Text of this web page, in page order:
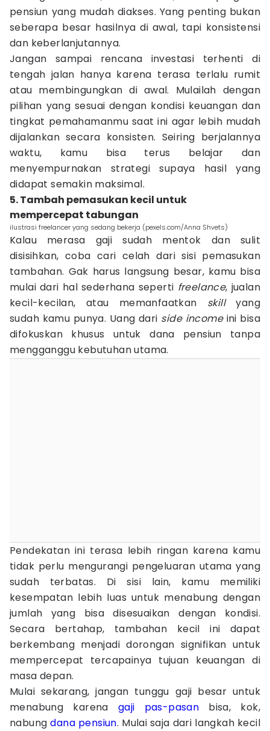
pensiun yang mudah diakses. Yang penting bukan
seberapa besar hasilnya di awal, tapi konsistensi
dan keberlanjutannya.
Jangan sampai rencana investasi terhenti di
tengah jalan hanya karena terasa terlalu rumit
atau membingungkan di awal. Mulailah dengan
pilihan yang sesuai dengan kondisi keuangan dan
tingkat pemahamanmu saat ini agar lebih mudah
dijalankan secara konsisten. Seiring berjalannya
waktu, kamu bisa terus belajar dan
menyempurnakan strategi supaya hasil yang
didapat semakin maksimal.
5. Tambah pemasukan kecil untuk
mempercepat tabungan
ilustrasi freelancer yang sedang bekerja (pexels.com/Anna Shvets)
Kalau merasa gaji sudah mentok dan sulit
disisihkan, coba cari celah dari sisi pemasukan
tambahan. Gak harus langsung besar, kamu bisa
mulai dari hal sederhana seperti freelance, jualan
kecil-kecilan, atau memanfaatkan skillyang
sudah kamu punya. Uang dari side income ini bisa
difokuskan khusus untuk dana pensiun tanpa
mengganggu kebutuhan utama.
Pendekatan ini terasa lebih ringan karena kamu
tidak perlu mengurangi pengeluaran utama yang
sudah terbatas. Di sisi lain, kamu memiliki
kesempatan lebih luas untuk menabung dengan
jumlah yang bisa disesuaikan dengan kondisi.
Secara bertahap, tambahan kecil ini dapat
berkembang menjadi dorongan signifikan untuk
mempercepat tercapainya tujuan keuangan di
masa depan.
Mulai sekarang, jangan tunggu gaji besar untuk
menabung karena gaji pas-pasan bisa, kok,
nabungdana pensiun. Mulai saja dari langkah kecil